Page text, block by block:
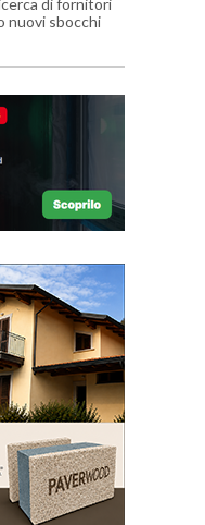
nuovi sbocchi